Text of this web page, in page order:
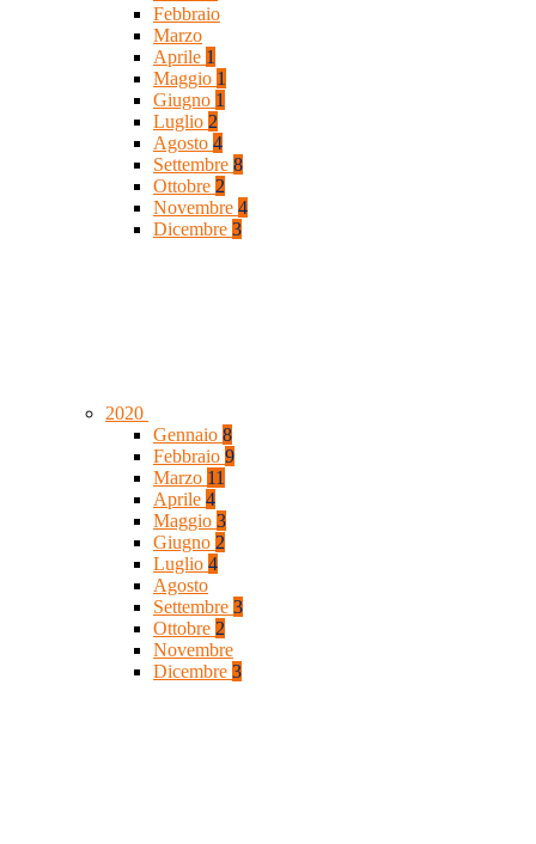
Febbraio
Marzo
Aprile 1
Maggio 1
Giugno 1
Luglio 2
Agosto 4
Settembre 8
Ottobre 2
Novembre 4
Dicembre 3
2020
Gennaio 8
Febbraio 9
Marzo 11
Aprile 4
Maggio 3
Giugno 2
Luglio 4
Agosto
Settembre 3
Ottobre 2
Novembre
Dicembre 3